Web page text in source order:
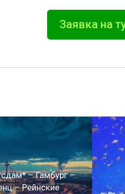
Заявка на
– Гамбург –
– Рейнские